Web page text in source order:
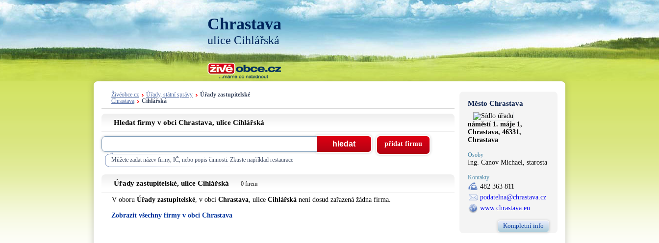
Chrastava
ulice Cihlářská
Živéobce.cz Úřady, státní správy
Úřady zastupitelské
Chrastava
Cihlářská
Hledat firmy v obci Chrastava, ulice Cihlářská
Můžete zadat název firmy, IČ, nebo popis činnosti. Zkuste například restaurace
přidat firmu
Úřady zastupitelské, ulice Cihlářská 0 firem
V oboru Úřady zastupitelské, v obci Chrastava, ulice Cihlářská není dosud zařazená žádna firma.
Zobrazit všechny firmy v obci Chrastava
Město Chrastava
náměstí 1. máje 1,
Chrastava, 46331,
Chrastava
Osoby
Ing. Canov Michael, starosta
Kontakty
482 363 811
podatelna@chrastava.cz
www.chrastava.eu
Kompletní info